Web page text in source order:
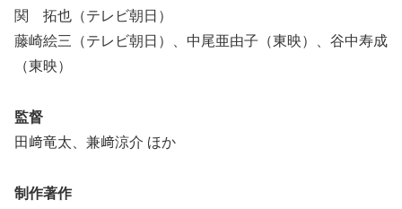
関 拓也（テレビ朝日）
藤崎絵三（テレビ朝日）、中尾亜由子（東映）、谷中寿成
（東映）
監督
田﨑竜太、兼﨑涼介 ほか
制作著作